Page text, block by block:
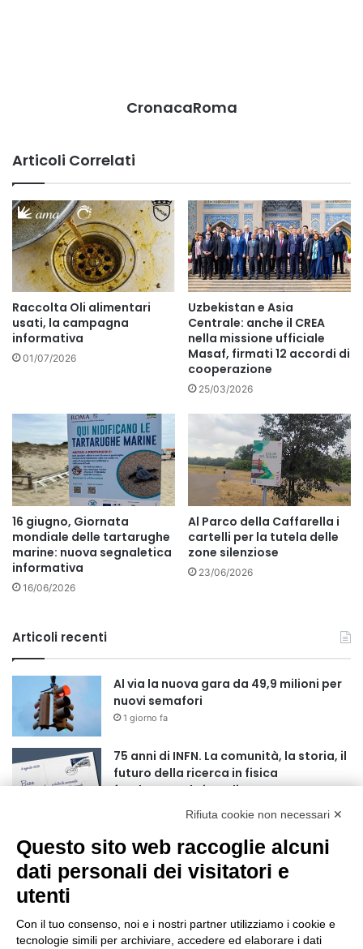
CronacaRoma
Articoli Correlati
Raccolta Oli alimentari
usati, la campagna
informativa
01/07/2026
Uzbekistan e Asia
Centrale: anche il CREA
nella missione ufficiale
Masaf, firmati 12 accordi di
cooperazione
25/03/2026
16 giugno, Giornata
mondiale delle tartarughe
marine: nuova segnaletica
informativa
16/06/2026
Al Parco della Caffarella i
cartelli per la tutela delle
zone silenziose
23/06/2026
Articoli recenti
Al via la nuova gara da 49,9 milioni per
nuovi semafori
1 giorno fa
75 anni di INFN. La comunità, la storia, il
futuro della ricerca in fisica
fondamentale in Italia
oro iridato è azzurro
2 giorni fa
fino al 25 settembre
2 giorni fa
Rifiuta cookie non necessari ✕
Questo sito web raccoglie alcuni
dati personali dei visitatori e
utenti
Con il tuo consenso, noi e i nostri partner utilizziamo i cookie e
tecnologie simili per archiviare, accedere ed elaborare i dati